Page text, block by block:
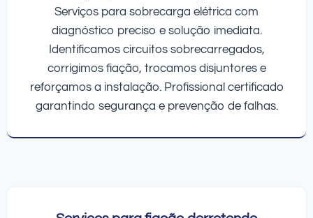
Serviços para sobrecarga elétrica com
diagnóstico preciso e solução imediata.
Identificamos circuitos sobrecarregados,
corrigimos fiação, trocamos disjuntores e
reforçamos a instalação. Profissional certificado
garantindo segurança e prevenção de falhas.